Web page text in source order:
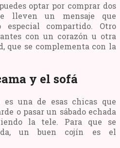
optar por comprar dos
lleven un mensaje que
especial compartido. Otro
con un corazón u otra
que se complementa con la
y el sofá
es una de esas chicas que
o pasar un sábado echada
la tele. Para que se
un buen cojín es el